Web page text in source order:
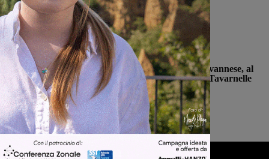
2022”
Monica Campani - 8 Agosto 2026
San Giovanni Valdarno
Prima stagionale per la Sangiovannese, al
“Fedini” arriva il San Donato Tavarnelle
Michele Bossini - 8 Agosto 2026